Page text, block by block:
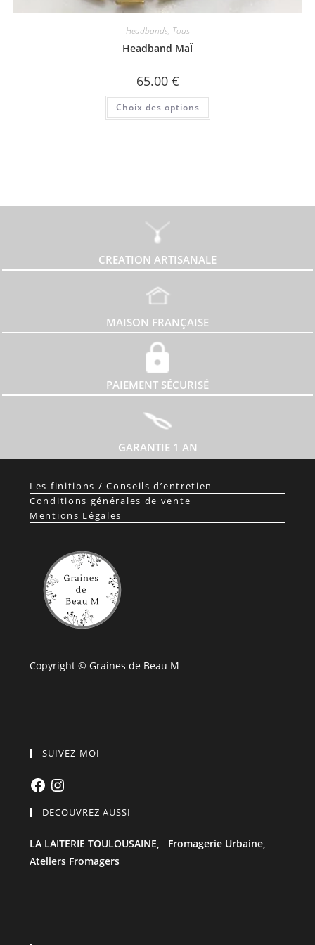
Headbands, Tous
Headband MaÏ
65.00 €
Choix des options
Ce
a
la
CREATION ARTISANALE
MAISON FRANÇAISE
PAIEMENT SÉCURISÉ
GARANTIE 1 AN
Les finitions / Conseils d’entretien
Conditions générales de vente
Mentions Légales
Copyright © Graines de Beau M
SUIVEZ-MOI
FacebookInstagram
DECOUVREZ AUSSI
LA LAITERIE TOULOUSAINE, Fromagerie Urbaine,
Ateliers Fromagers